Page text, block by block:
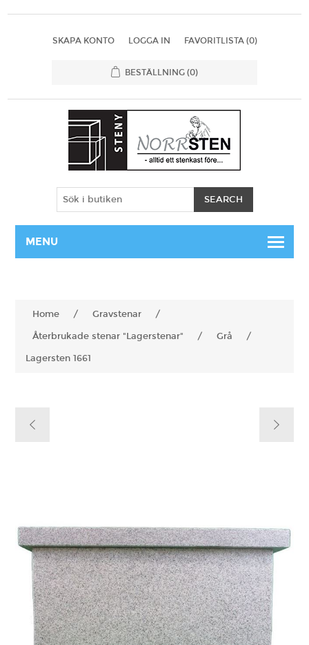
SKAPA KONTO LOGGA IN FAVORITLISTA (0)
BESTÄLLNING (0)
MENU
Home / Gravstenar
/
Återbrukade stenar "Lagerstenar"
/ Grå
/
Lagersten 1661